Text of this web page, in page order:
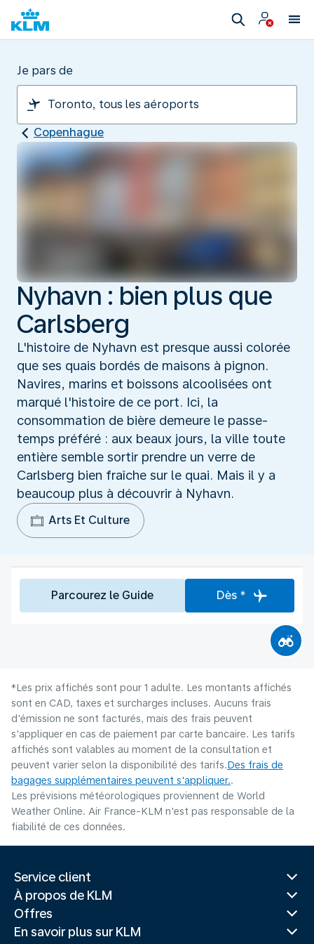
Je pars de
Copenhague
Nyhavn : bien plus que
Carlsberg
L'histoire de Nyhavn est presque aussi colorée
que ses quais bordés de maisons à pignon.
Navires, marins et boissons alcoolisées ont
marqué l'histoire de ce port. Ici, la
consommation de bière demeure le passe-
temps préféré : aux beaux jours, la ville toute
entière semble sortir prendre un verre de
Carlsberg bien fraîche sur le quai. Mais il y a
beaucoup plus à découvrir à Nyhavn.
Arts Et Culture
Parcourez le Guide Dès *
*Les prix affichés sont pour 1 adulte. Les montants affichés
sont en CAD, taxes et surcharges incluses. Aucuns frais
d'émission ne sont facturés, mais des frais peuvent
s'appliquer en cas de paiement par carte bancaire. Les tarifs
affichés sont valables au moment de la consultation et
peuvent varier selon la disponibilité des tarifs.Des frais de
bagages supplémentaires peuvent s'appliquer..
Les prévisions météorologiques proviennent de World
Weather Online. Air France-KLM n'est pas responsable de la
fiabilité de ces données.
Service client
À propos de KLM
Offres
En savoir plus sur KLM